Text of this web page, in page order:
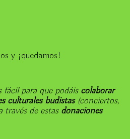
y ¡quedamos!
fácil para que podáis colaborar
culturales budistas (conciertos,
través de estas donaciones